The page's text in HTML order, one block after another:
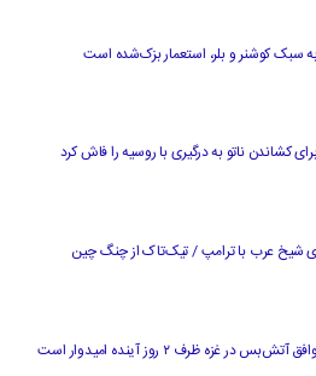
سبک کوشنر و بلر، استعمار بزک‌شده است
کشاندن ناتو به درگیری با روسیه را فاش کرد
دلاری شیخ عرب با ترامپ / تیک‌تاک از چنگ چین
غزه ظرف ۲ روز آینده امیدوار است